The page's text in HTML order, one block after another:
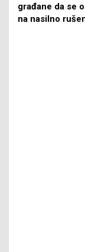
građane da se
na nasilno